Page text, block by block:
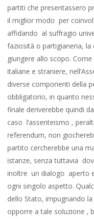
partiti che presentassero
il miglior modo per
affidando al suffragio
faziosità o partigianeria,
giungere allo scopo.
italiane e straniere,
diverse componenti della
obbligatorio, in quanto
finale deriverebbe quindi
caso l’assenteismo ,
referendum, non
partito cercherebbe una
istanze, senza tuttavia
inoltre un dialogo aperto
ogni singolo aspetto.
dello Stato, impugnando
opporre a tale soluzione ,